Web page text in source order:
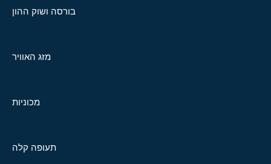
בורסה ושוק ההון
מזג האוויר
מכוניות
תעופה קלה